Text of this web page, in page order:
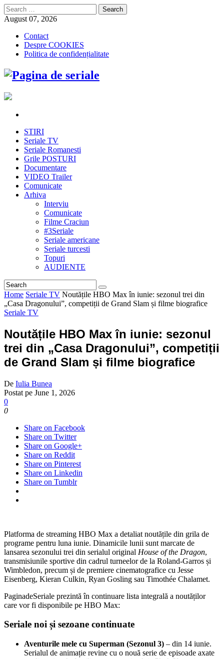
Search
for:
August 07, 2026
Contact
Despre COOKIES
Politica de confidențialitate
STIRI
Seriale TV
Seriale Romanesti
Grile POSTURI
Documentare
VIDEO Trailer
Comunicate
Arhiva
Interviu
Comunicate
Filme Craciun
#3Seriale
Seriale americane
Seriale turcesti
Topuri
AUDIENTE
Home Seriale TV Noutățile HBO Max în iunie: sezonul trei din
„Casa Dragonului”, competiții de Grand Slam și filme biografice
Seriale TV
Noutățile HBO Max în iunie: sezonul
trei din „Casa Dragonului”, competiții
de Grand Slam și filme biografice
De Iulia Bunea
Postat pe June 1, 2026
0
0
Share on Facebook
Share on Twitter
Share on Google+
Share on Reddit
Share on Pinterest
Share on Linkedin
Share on Tumblr
Platforma de streaming HBO Max a detaliat noutățile din grila de
programe pentru luna iunie. Dinamicile lunii sunt marcate de
lansarea sezonului trei din serialul original House of the Dragon,
transmisiunile sportive din cadrul turneelor de la Roland-Garros și
Wimbledon, precum și de premiere cinematografice cu Jesse
Eisenberg, Kieran Culkin, Ryan Gosling sau Timothée Chalamet.
PaginadeSeriale prezintă în continuare lista integrală a noutăților
care vor fi disponibile pe HBO Max:
Seriale noi și sezoane continuate
Aventurile mele cu Superman (Sezonul 3) – din 14 iunie.
Serialul de animație revine cu o nouă serie de episoade axate